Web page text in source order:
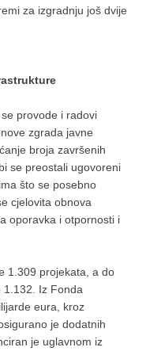
za izgradnju još dvije
provode i radovi
zgrada javne
broja završenih
se preostali ugovoreni
što se posebno
cjelovita obnova
oporavka i otpornosti i
1.309 projekata, a do
1.132. Iz Fonda
eura, kroz
je dodatnih
je uglavnom iz